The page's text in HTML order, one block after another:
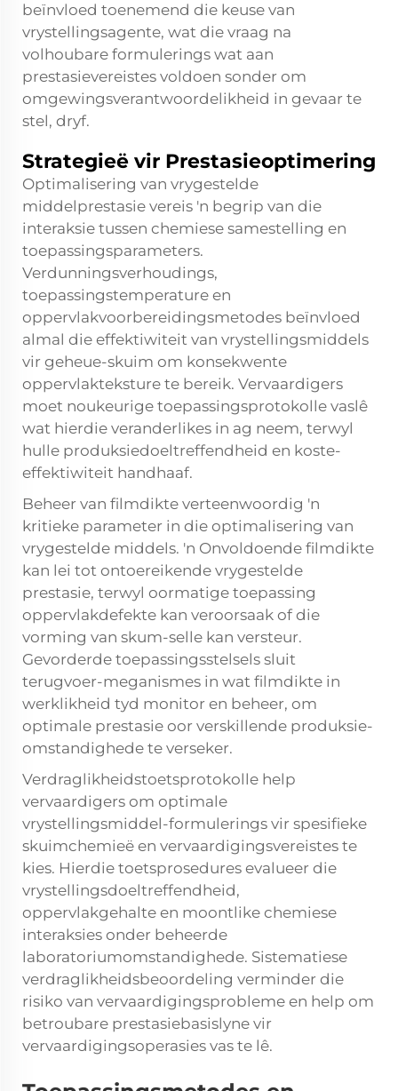
beïnvloed toenemend die keuse van
vrystellingsagente, wat die vraag na
volhoubare formulerings wat aan
prestasievereistes voldoen sonder om
omgewingsverantwoordelikheid in gevaar te
stel, dryf.
Strategieë vir Prestasieoptimering
Optimalisering van vrygestelde
middelprestasie vereis 'n begrip van die
interaksie tussen chemiese samestelling en
toepassingsparameters.
Verdunningsverhoudings,
toepassingstemperature en
oppervlakvoorbereidingsmetodes beïnvloed
almal die effektiwiteit van vrystellingsmiddels
vir geheue-skuim om konsekwente
oppervlakteksture te bereik. Vervaardigers
moet noukeurige toepassingsprotokolle vaslê
wat hierdie veranderlikes in ag neem, terwyl
hulle produksiedoeltreffendheid en koste-
effektiwiteit handhaaf.
Beheer van filmdikte verteenwoordig 'n
kritieke parameter in die optimalisering van
vrygestelde middels. 'n Onvoldoende filmdikte
kan lei tot ontoereikende vrygestelde
prestasie, terwyl oormatige toepassing
oppervlakdefekte kan veroorsaak of die
vorming van skum-selle kan versteur.
Gevorderde toepassingsstelsels sluit
terugvoer-meganismes in wat filmdikte in
werklikheid tyd monitor en beheer, om
optimale prestasie oor verskillende produksie-
omstandighede te verseker.
Verdraglikheidstoetsprotokolle help
vervaardigers om optimale
vrystellingsmiddel-formulerings vir spesifieke
skuimchemieë en vervaardigingsvereistes te
kies. Hierdie toetsprosedures evalueer die
vrystellingsdoeltreffendheid,
oppervlakgehalte en moontlike chemiese
interaksies onder beheerde
laboratoriumomstandighede. Sistematiese
verdraglikheidsbeoordeling verminder die
risiko van vervaardigingsprobleme en help om
betroubare prestasiebasislyne vir
vervaardigingsoperasies vas te lê.